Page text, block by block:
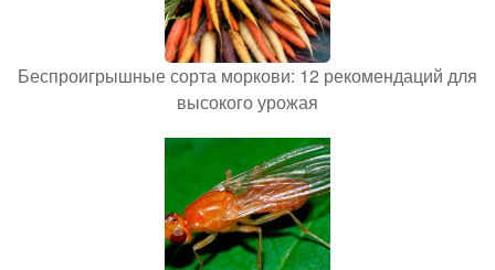
Беспроигрышные сорта моркови: 12 рекомендаций для
высокого урожая